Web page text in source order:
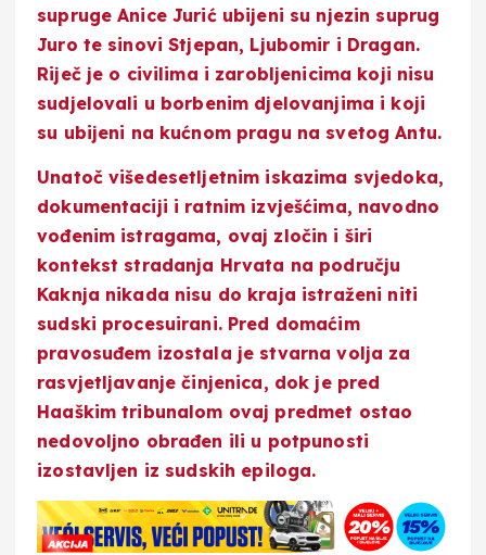
supruge Anice Jurić ubijeni su njezin suprug
Juro te sinovi Stjepan, Ljubomir i Dragan.
Riječ je o civilima i zarobljenicima koji nisu
sudjelovali u borbenim djelovanjima i koji
su ubijeni na kućnom pragu na svetog Antu.
Unatoč višedesetljetnim iskazima svjedoka,
dokumentaciji i ratnim izvješćima, navodno
vođenim istragama, ovaj zločin i širi
kontekst stradanja Hrvata na području
Kaknja nikada nisu do kraja istraženi niti
sudski procesuirani. Pred domaćim
pravosuđem izostala je stvarna volja za
rasvjetljavanje činjenica, dok je pred
Haaškim tribunalom ovaj predmet ostao
nedovoljno obrađen ili u potpunosti
izostavljen iz sudskih epiloga.